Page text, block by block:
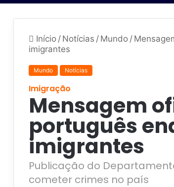
Início / Notícias / Mundo /
imigrantes
Mundo Notícias
Imigração
Mensagem
português
imigrantes
Publicação do
cometer crimes no país